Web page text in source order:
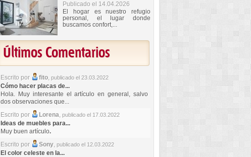
Publicado el 14.04.2026
El hogar es nuestro refugio
personal, el lugar donde
buscamos confort,...
Últimos Comentarios
Escrito por fito, publicado el 23.03.2022
Cómo hacer placas de...
Hola. Muy interesante el artículo en general, salvo
dos observaciones que...
Escrito por
Lorena, publicado el 17.03.2022
Ideas de muebles para...
Muy buen artículo.
Escrito por
Sony, publicado el 12.03.2022
El color celeste en la...